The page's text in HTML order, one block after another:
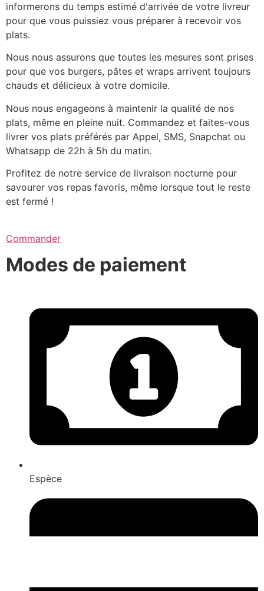
informerons du temps estimé d'arrivée de votre livreur
pour que vous puissiez vous préparer à recevoir vos
plats.
Nous nous assurons que toutes les mesures sont prises
pour que vos burgers, pâtes et wraps arrivent toujours
chauds et délicieux à votre domicile.
Nous nous engageons à maintenir la qualité de nos
plats, même en pleine nuit. Commandez et faites-vous
livrer vos plats préférés par Appel, SMS, Snapchat ou
Whatsapp de 22h à 5h du matin.
Profitez de notre service de livraison nocturne pour
savourer vos repas favoris, même lorsque tout le reste
est fermé !
Commander
Modes de paiement
Espèce